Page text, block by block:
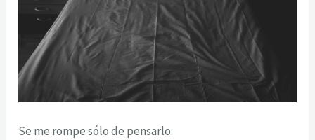
Se me rompe sólo de pensarlo.